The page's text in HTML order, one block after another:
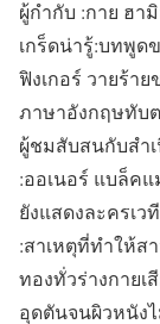
ผู้กำกับ :กาย ฮา
เกร็ดน่ารู้:บทพูด
ฟิงเกอร์ วายร้าย
ภาษาอังกฤษทับ
ผู้ชมสับสนกับสำ
:ออเนอร์ แบล็คแ
ยังแสดงละครเ
:สาเหตุที่ทำให้ส
ทองทั่วร่างกายเ
อุดตันจนผิวหนัง